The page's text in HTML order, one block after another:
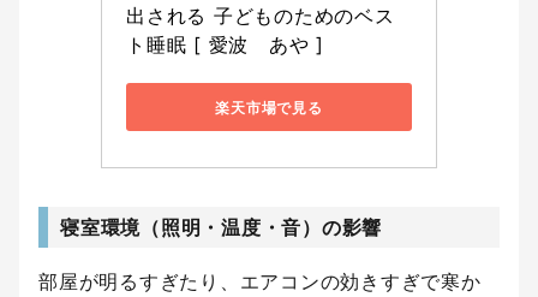
出される 子どものためのベス
ト睡眠 [ 愛波　あや ]
楽天市場で見る
寝室環境（照明・温度・音）の影響
部屋が明るすぎたり、エアコンの効きすぎで寒か